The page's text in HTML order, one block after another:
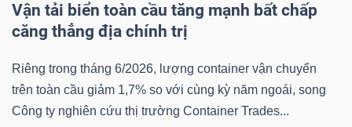
Vận tải biển toàn cầu tăng mạnh bất chấp
căng thẳng địa chính trị
Riêng trong tháng 6/2026, lượng container vận chuyển
trên toàn cầu giảm 1,7% so với cùng kỳ năm ngoái, song
Công ty nghiên cứu thị trường Container Trades...
ĐỘNG
SẢN